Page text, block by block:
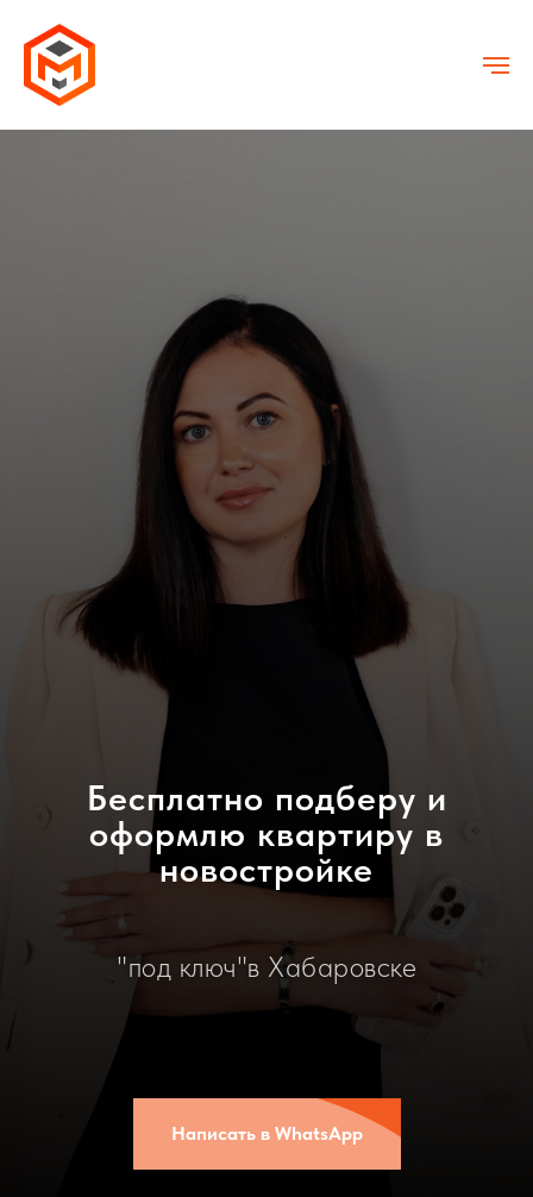
Бесплатно подберу и
оформлю квартиру в
новостройке
"под ключ"в Хабаровске
Написать в WhatsApp